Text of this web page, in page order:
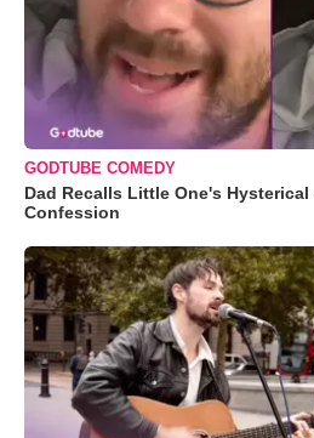
GODTUBE COMEDY
Dad Recalls Little One's
Confession